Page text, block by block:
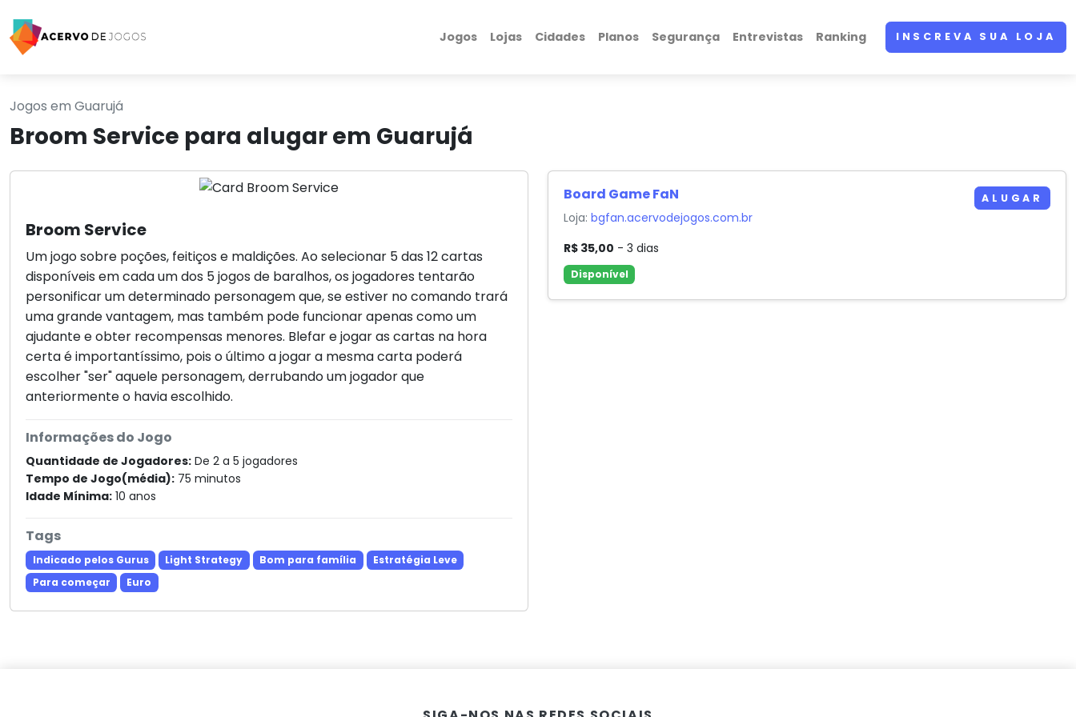
Jogos Lojas Cidades Planos Segurança Entrevistas Ranking INSCREVA SUA LOJA
Jogos em Guarujá
Broom Service para alugar em Guarujá
Broom Service
Um jogo sobre poções, feitiços e maldições. Ao selecionar 5 das 12 cartas
disponíveis em cada um dos 5 jogos de baralhos, os jogadores tentarão
personificar um determinado personagem que, se estiver no comando trará
uma grande vantagem, mas também pode funcionar apenas como um
ajudante e obter recompensas menores. Blefar e jogar as cartas na hora
certa é importantíssimo, pois o último a jogar a mesma carta poderá
escolher "ser" aquele personagem, derrubando um jogador que
anteriormente o havia escolhido.
Informações do Jogo
Quantidade de Jogadores: De 2 a 5 jogadores
Tempo de Jogo(média): 75 minutos
Idade Mínima: 10 anos
Tags
Indicado pelos Gurus Light Strategy Bom para família
Estratégia Leve
Para começar
Euro
Board Game FaN
Loja:bgfan.acervodejogos.com.br
R$ 35,00 - 3 dias
Disponível
ALUGAR